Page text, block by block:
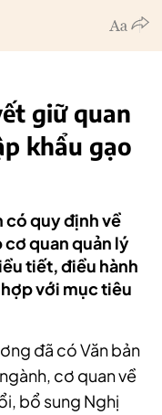
giữ quan
khẩu gạo
có quy định về
cơ quan quản lý
tiết, điều hành
với mục tiêu
đã có Văn bản
cơ quan về
bổ sung Nghị